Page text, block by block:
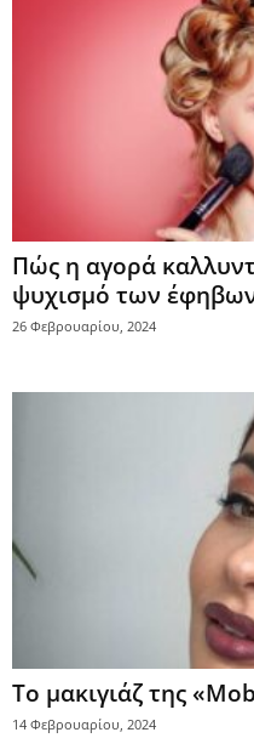
Πώς η αγορά
ψυχισμό των
26 Φεβρουαρίου, 2024
Το μακιγιάζ της
14 Φεβρουαρίου, 2024